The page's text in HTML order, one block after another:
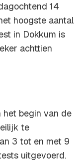
14
hoogste aantal
in Dokkum is
achttien
begin van de
te
3 tot en met 9
uitgevoerd.